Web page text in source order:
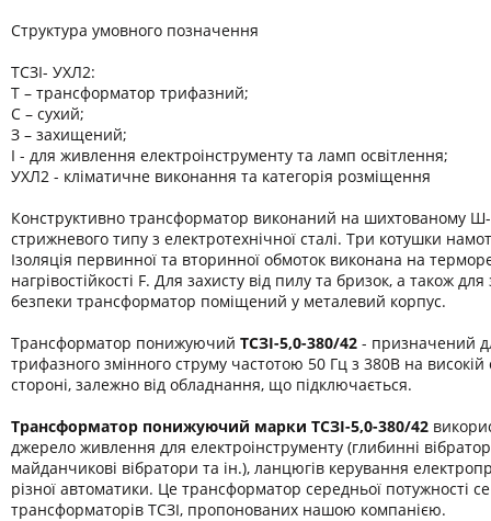
Структура умовного позначення
ТСЗІ- УХЛ2:
Т – трансформатор трифазний;
С – сухий;
З – захищений;
І - для живлення електроінструменту та ламп освітлення;
УХЛ2 - кліматичне виконання та категорія розміщення
Конструктивно трансформатор виконаний на шихтованому Ш-
стрижневого типу з електротехнічної сталі. Три котушки
Ізоляція первинної та вторинної обмоток виконана на
нагрівостійкості F. Для захисту від пилу та бризок, а також
безпеки трансформатор поміщений у металевий корпус.
Трансформатор понижуючий ТСЗІ-5,0-380/42 - призначений
трифазного змінного струму частотою 50 Гц з 380В на високій
стороні, залежно від обладнання, що підключається.
Трансформатор понижуючий марки ТСЗІ-5,0-380/42
джерело живлення для електроінструменту (глибинні
майданчикові вібратори та ін.), ланцюгів керування
різної автоматики. Це трансформатор середньої потужності
трансформаторів ТСЗІ, пропонованих нашою компанією.